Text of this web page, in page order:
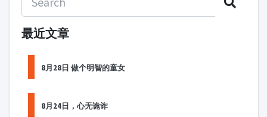
最近文章
8月28日 做个明智的童女
8月24日，心无诡诈